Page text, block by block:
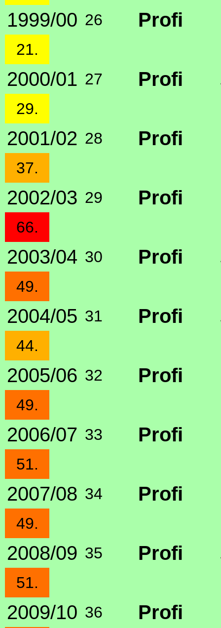
1999/00 26 Profi
21.
2000/01 27 Profi
29.
2001/02 28 Profi
37.
2002/03 29 Profi
66.
2003/04 30 Profi
49.
2004/05 31 Profi
44.
2005/06 32 Profi
49.
2006/07 33 Profi
51.
2007/08 34 Profi
49.
2008/09 35 Profi
51.
2009/10 36 Profi